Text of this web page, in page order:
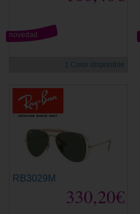
novedad
1 Color disponible
RB3029M
330,20€